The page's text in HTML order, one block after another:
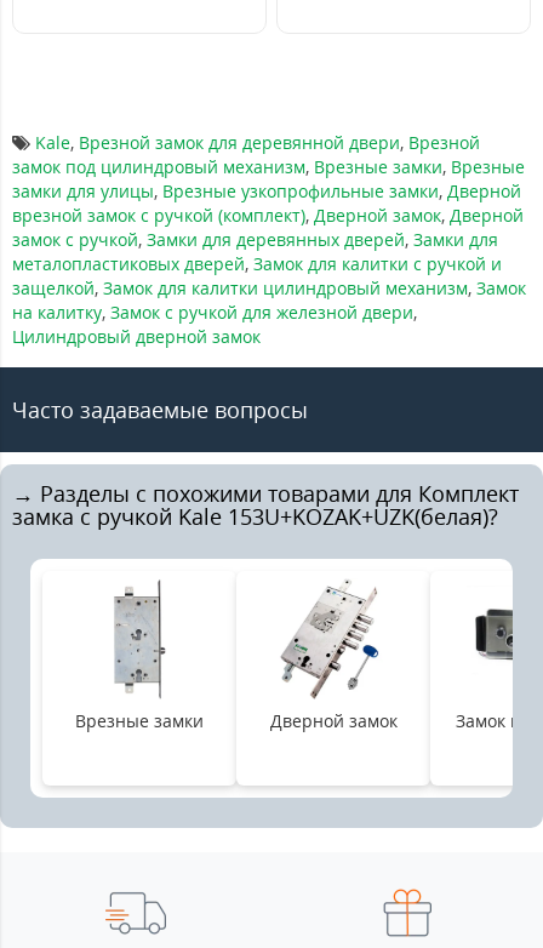
Kale, Врезной замок для деревянной двери, Врезной
замок под цилиндровый механизм, Врезные замки, Врезные
замки для улицы, Врезные узкопрофильные замки, Дверной
врезной замок с ручкой (комплект), Дверной замок, Дверной
замок с ручкой, Замки для деревянных дверей, Замки для
металопластиковых дверей, Замок для калитки с ручкой и
защелкой, Замок для калитки цилиндровый механизм, Замок
на калитку, Замок с ручкой для железной двери,
Цилиндровый дверной замок
Часто задаваемые вопросы
→ Разделы с похожими товарами для Комплект
замка с ручкой Kale 153U+KOZAK+UZK(белая)?
Врезные замки Дверной замок Замок на